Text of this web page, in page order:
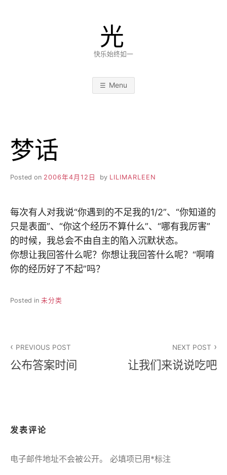
光
快乐始终如一
Menu
梦话
Posted on 2006年4月12日 by LILIMARLEEN
每次有人对我说“你遇到的不足我的1/2”、“你知道的
只是表面”、“你这个经历不算什么”、“哪有我厉害”
的时候，我总会不由自主的陷入沉默状态。
你想让我回答什么呢？你想让我回答什么呢？“啊唷
你的经历好了不起”吗？
Posted in 未分类
章
PREVIOUS POST
公布答案时间
NEXT POST
让我们来说说吃吧
发表评论
电子邮件地址不会被公开。 必填项已用 *标注